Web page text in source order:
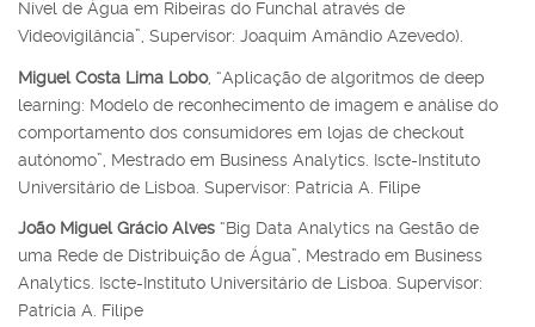
Nível de Água em Ribeiras do Funchal através de
Videovigilância”, Supervisor: Joaquim Amândio Azevedo).
Miguel Costa Lima Lobo, “Aplicação de algoritmos de deep
learning: Modelo de reconhecimento de imagem e análise do
comportamento dos consumidores em lojas de checkout
autónomo”, Mestrado em Business Analytics. Iscte-Instituto
Universitário de Lisboa. Supervisor: Patrícia A. Filipe
João Miguel Grácio Alves “Big Data Analytics na Gestão de
uma Rede de Distribuição de Água”, Mestrado em Business
Analytics. Iscte-Instituto Universitário de Lisboa. Supervisor:
Patrícia A. Filipe